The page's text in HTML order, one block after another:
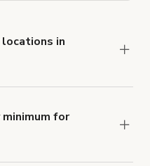
in
USD per hour for
for